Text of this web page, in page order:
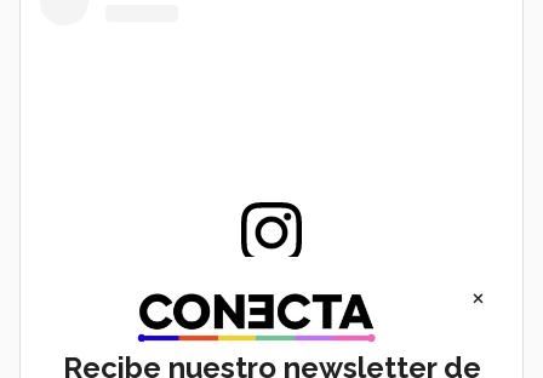
View this post on Instagram ×
Recibe nuestro newsletter de